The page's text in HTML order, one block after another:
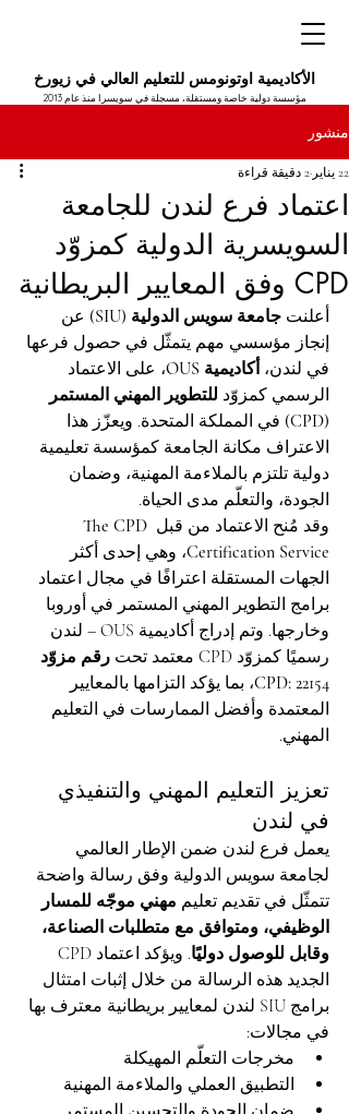
الأكاديمية اوتونومس للتعليم العالي في زيورخ
مؤسسة دولية خاصة ومستقلة، مسجلة في سويسرا منذ عام 2013
منشور
اعتماد فرع لندن للجامعة
السويسرية الدولية كمزوّد
CPD وفق المعايير البريطانية
22 يناير 2 دقيقة قراءة
أعلنت جامعة سويس الدولية (SIU)
عن
إنجاز مؤسسي مهم يتمثّل في حصول فرعها
في لندن، أكاديمية OUS
، على الاعتماد
الرسمي كمزوّد للتطوير المهني المستمر
(CPD)
في المملكة المتحدة. ويعزّز هذا
الاعتراف مكانة الجامعة كمؤسسة تعليمية
دولية تلتزم بالملاءمة المهنية، وضمان
الجودة، والتعلّم مدى الحياة.
وقد مُنح الاعتماد من قبل The CPD
Certification Service، وهي إحدى أكثر
الجهات المستقلة اعترافًا في مجال اعتماد
برامج التطوير المهني المستمر في أوروبا
وخارجها. وتم إدراج أكاديمية OUS – لندن
رسميًا كمزوّد CPD معتمد تحت
رقم مزوّد
CPD: 22154، بما يؤكد التزامها بالمعايير
المعتمدة وأفضل الممارسات في التعليم
المهني.
تعزيز التعليم المهني والتنفيذي
في لندن
يعمل فرع لندن ضمن الإطار العالمي
لجامعة سويس الدولية وفق رسالة واضحة
تتمثّل في تقديم تعليم مهني موجّه للمسار
الوظيفي، ومتوافق مع متطلبات الصناعة،
وقابل للوصول دوليًا
الجديد هذه الرسالة من خلال إثبات امتثال
برامج SIU لندن لمعايير بريطانية معترف بها
في مجالات:
مخرجات التعلّم المهيكلة
التطبيق العملي والملاءمة المهنية